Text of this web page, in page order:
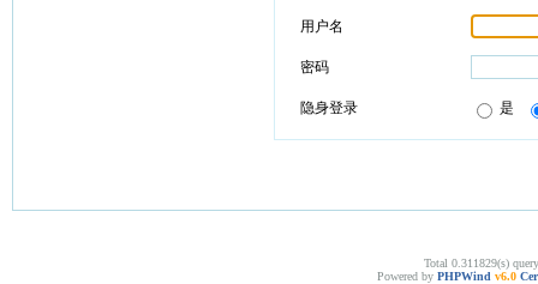
用户名
密码
隐身登录 是
Total 0.311829(s)
Powered by PHPWind v6.0